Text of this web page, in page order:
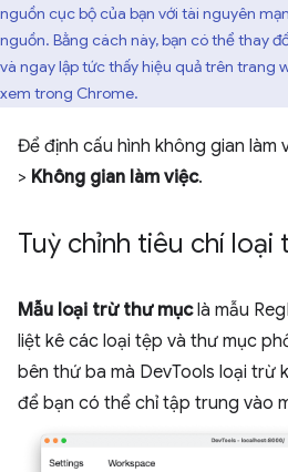
nguồn cục bộ của bạn với tài nguyên
nguồn. Bằng cách này, bạn có thể thay
và ngay lập tức thấy hiệu quả trên trang
xem trong Chrome.
Để định cấu hình không gian làm
> Không gian làm việc.
Tuỳ chỉnh tiêu chí loại
Mẫu loại trừ thư mụclà mẫu
liệt kê các loại tệp và thư mục
bên thứ ba mà DevTools loại trừ
để bạn có thể chỉ tập trung vào